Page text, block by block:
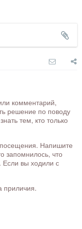
комментарий,
решение по поводу
тем, кто только
Напишите
запомнилось, что
вы ходили с
приличия.